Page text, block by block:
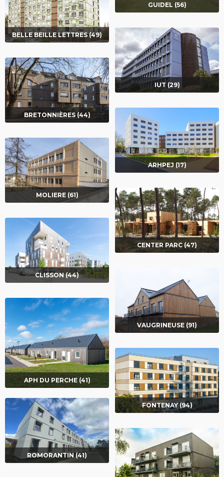
GUIDEL (56)
BELLE BEILLE LETTRES (49)
IUT (29)
BRETONNIÈRES (44)
ARHPEJ (17)
MOLIERE (61)
CENTER PARC (47)
CLISSON (44)
VAUGRINEUSE (91)
APH DU PERCHE (41)
FONTENAY (94)
ROMORANTIN (41)